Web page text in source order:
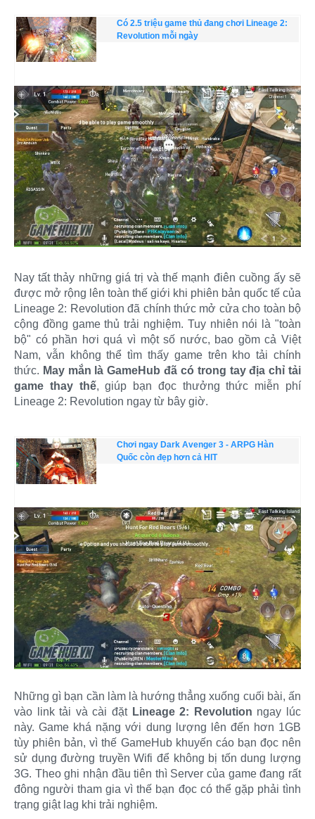
Có 2.5 triệu game thủ đang chơi Lineage 2:
Revolution mỗi ngày
Nay tất thảy những giá trị và thế mạnh điên cuồng ấy sẽ
được mở rộng lên toàn thế giới khi phiên bản quốc tế của
Lineage 2: Revolution đã chính thức mở cửa cho toàn bộ
cộng đồng game thủ trải nghiệm. Tuy nhiên nói là "toàn
bộ" có phần hơi quá vì một số nước, bao gồm cả Việt
Nam, vẫn không thể tìm thấy game trên kho tải chính
thức. May mắn là GameHub đã có trong tay địa chỉ tải
game thay thế, giúp bạn đọc thưởng thức miễn phí
Lineage 2: Revolution ngay từ bây giờ.
Chơi ngay Dark Avenger 3 - ARPG Hàn
Quốc còn đẹp hơn cả HIT
Những gì bạn cần làm là hướng thẳng xuống cuối bài, ấn
vào link tải và cài đặt Lineage 2: Revolution ngay lúc
này. Game khá nặng với dung lượng lên đến hơn 1GB
tùy phiên bản, vì thế GameHub khuyến cáo bạn đọc nên
sử dụng đường truyền Wifi để không bị tốn dung lượng
3G. Theo ghi nhận đầu tiên thì Server của game đang rất
đông người tham gia vì thế bạn đọc có thể gặp phải tình
trạng giật lag khi trải nghiệm.